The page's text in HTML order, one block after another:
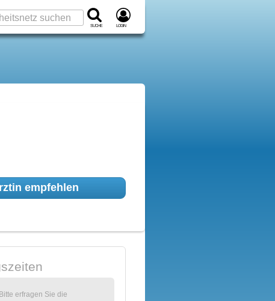
Suche Login
empfehlen
erfragen Sie die